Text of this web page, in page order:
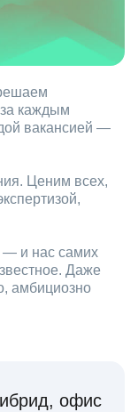
за каждым
вакансией —
Ценим всех,
— и нас самих
Даже
амбициозно
офис